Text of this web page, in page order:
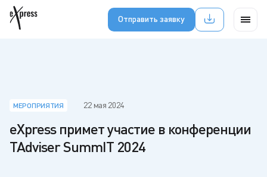
Отправить заявку
МЕРОПРИЯТИЯ 22 мая 2024
eXpress примет участие в конференции
TAdviser SummIT 2024